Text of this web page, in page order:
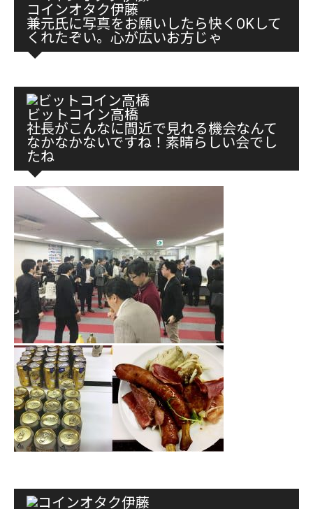
コインオタク伊藤
兼元氏に写真をお願いしたら快くOKして
くれたぞい。心が広いお方じゃ
ビットコイン高橋
社長がこんなに間近で見れる機会なんて
なかなかないですね！素晴らしい会でし
たね